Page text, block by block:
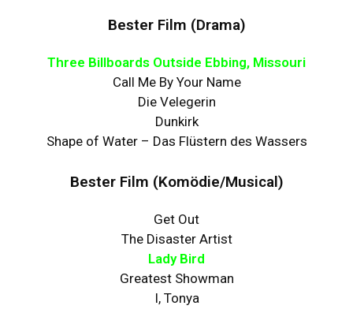
Bester Film (Drama)
Three Billboards Outside Ebbing, Missouri
Call Me By Your Name
Die Velegerin
Dunkirk
Shape of Water – Das Flüstern des Wassers
Bester Film (Komödie/Musical)
Get Out
The Disaster Artist
Lady Bird
Greatest Showman
I, Tonya